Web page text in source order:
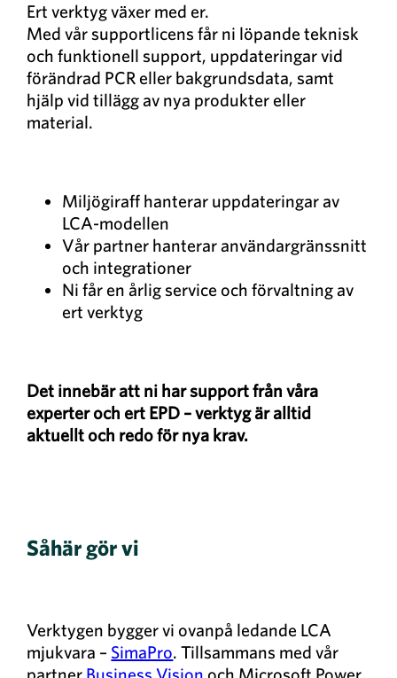
Ert verktyg växer med er.
Med vår supportlicens får ni löpande teknisk
och funktionell support, uppdateringar vid
förändrad PCR eller bakgrundsdata, samt
hjälp vid tillägg av nya produkter eller
material.
Miljögiraff hanterar uppdateringar av
LCA-modellen
Vår partner hanterar användargränssnitt
och integrationer
Ni får en årlig service och förvaltning av
ert verktyg
Det innebär att ni har support från våra
experter och ert EPD – verktyg är alltid
aktuellt och redo för nya krav.
Såhär gör vi
Verktygen bygger vi ovanpå ledande LCA
mjukvara – SimaPro. Tillsammans med vår
partner Business Vision och Microsoft Power